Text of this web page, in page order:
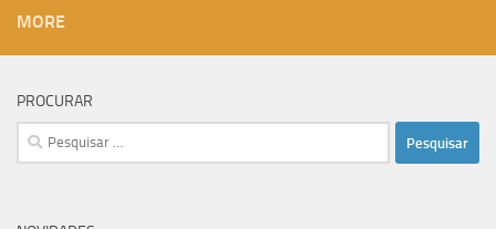
MORE
PROCURAR
Pesquisar
por: